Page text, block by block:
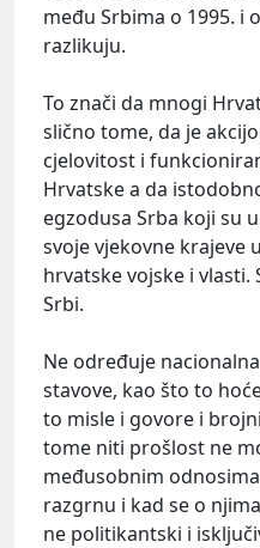
među Srbima o 1995. i
razlikuju.
To znači da mnogi
slično tome, da je
cjelovitost i
Hrvatske a da
egzodusa Srba koji su
svoje vjekovne krajeve
hrvatske vojske i
Srbi.
Ne određuje
stavove, kao što to
to misle i govore i
tome niti prošlost ne
međusobnim
razgrnu i kad se o
ne politikantski i